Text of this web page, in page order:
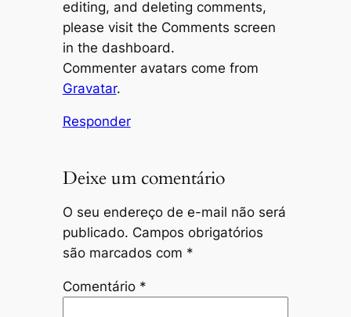
editing, and deleting comments,
please visit the Comments screen
in the dashboard.
Commenter avatars come from
Gravatar.
Responder
Deixe um comentário
O seu endereço de e-mail não será
publicado. Campos obrigatórios
são marcados com *
Comentário *